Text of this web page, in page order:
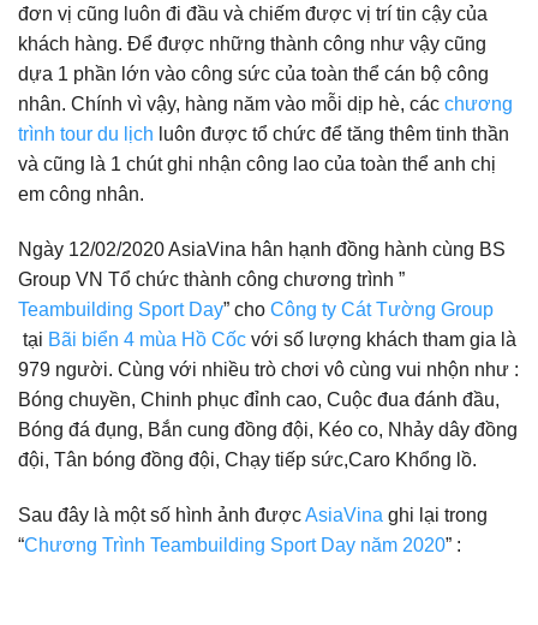
đơn vị cũng luôn đi đầu và chiếm được vị trí tin cậy của
khách hàng. Để được những thành công như vậy cũng
dựa 1 phần lớn vào công sức của toàn thể cán bộ công
nhân. Chính vì vậy, hàng năm vào mỗi dịp hè, các chương
trình tour du lịch luôn được tổ chức để tăng thêm tinh thần
và cũng là 1 chút ghi nhận công lao của toàn thể anh chị
em công nhân.
Ngày 12/02/2020 AsiaVina hân hạnh đồng hành cùng BS
Group VN Tổ chức thành công chương trình ”
Teambuilding Sport Day” cho Công ty Cát Tường Group
tại Bãi biển 4 mùa Hồ Cốc với số lượng khách tham gia là
979 người. Cùng với nhiều trò chơi vô cùng vui nhộn như :
Bóng chuyền, Chinh phục đỉnh cao, Cuộc đua đánh đầu,
Bóng đá đụng, Bắn cung đồng đội, Kéo co, Nhảy dây đồng
đội, Tân bóng đồng đội, Chạy tiếp sức,Caro Khổng lồ.
Sau đây là một số hình ảnh đượcAsiaVina ghi lại trong
“Chương Trình Teambuilding Sport Day năm 2020” :